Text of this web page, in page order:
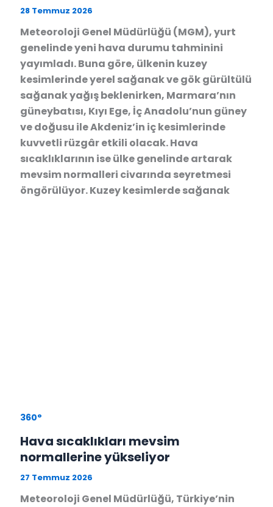
28 Temmuz 2026
Meteoroloji Genel Müdürlüğü (MGM), yurt
genelinde yeni hava durumu tahminini
yayımladı. Buna göre, ülkenin kuzey
kesimlerinde yerel sağanak ve gök gürültülü
sağanak yağış beklenirken, Marmara’nın
güneybatısı, Kıyı Ege, İç Anadolu’nun güney
ve doğusu ile Akdeniz’in iç kesimlerinde
kuvvetli rüzgâr etkili olacak. Hava
sıcaklıklarının ise ülke genelinde artarak
mevsim normalleri civarında seyretmesi
öngörülüyor. Kuzey kesimlerde sağanak
360°
Hava sıcaklıkları mevsim
normallerine yükseliyor
27 Temmuz 2026
Meteoroloji Genel Müdürlüğü, Türkiye’nin